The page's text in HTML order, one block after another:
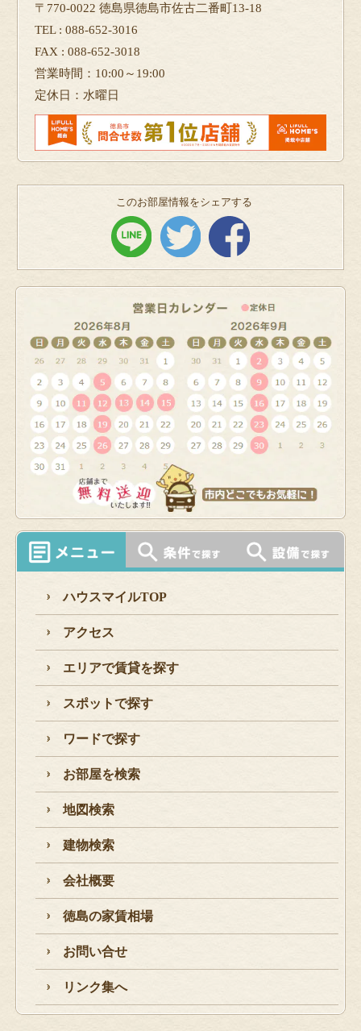
〒770-0022 徳島県徳島市佐古二番町13-18
TEL : 088-652-3016
FAX : 088-652-3018
営業時間：10:00～19:00
定休日：水曜日
このお部屋情報をシェアする
ハウスマイルTOP
アクセス
エリアで賃貸を探す
スポットで探す
ワードで探す
お部屋を検索
地図検索
建物検索
会社概要
徳島の家賃相場
お問い合せ
リンク集へ